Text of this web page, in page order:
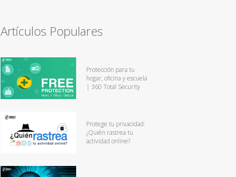
Artículos Populares
Protección para tu
hogar, oficina y escuela
| 360 Total Security
Protege tu privacidad:
¿Quién rastrea tu
actividad online?